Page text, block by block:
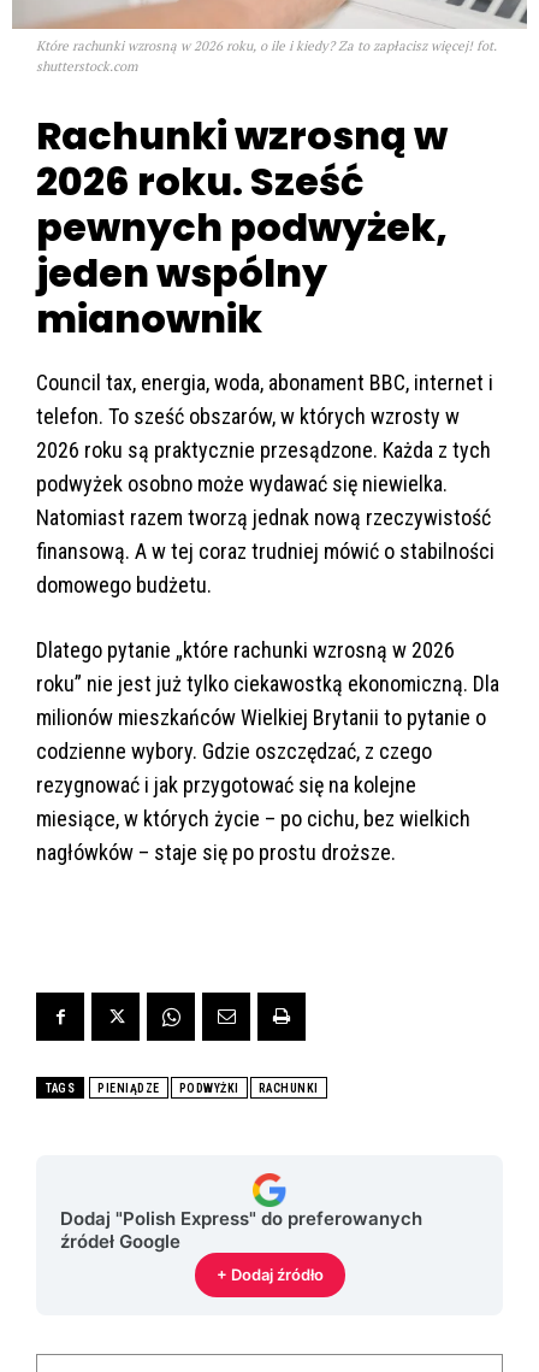
Które rachunki wzrosną w 2026 roku, o ile i kiedy? Za to zapłacisz więcej! fot.
shutterstock.com
Rachunki wzrosną w
2026 roku. Sześć
pewnych podwyżek,
jeden wspólny
mianownik
Council tax, energia, woda, abonament BBC, internet i
telefon. To sześć obszarów, w których wzrosty w
2026 roku są praktycznie przesądzone. Każda z tych
podwyżek osobno może wydawać się niewielka.
Natomiast razem tworzą jednak nową rzeczywistość
finansową. A w tej coraz trudniej mówić o stabilności
domowego budżetu.
Dlatego pytanie „które rachunki wzrosną w 2026
roku” nie jest już tylko ciekawostką ekonomiczną. Dla
milionów mieszkańców Wielkiej Brytanii to pytanie o
codzienne wybory. Gdzie oszczędzać, z czego
rezygnować i jak przygotować się na kolejne
miesiące, w których życie – po cichu, bez wielkich
nagłówków – staje się po prostu droższe.
TAGS PIENIĄDZE PODWYŻKI RACHUNKI
Dodaj "Polish Express" do preferowanych
źródeł Google
+ Dodaj źródło